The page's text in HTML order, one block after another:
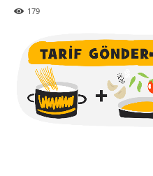
179